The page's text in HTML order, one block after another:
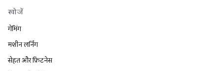
खोजें
गेमिंग
मशीन लर्निंग
सेहत और फ़िटनेस